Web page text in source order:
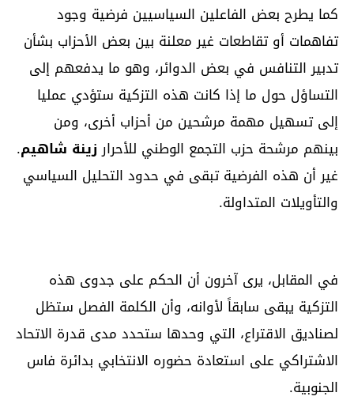
كما يطرح بعض الفاعلين السياسيين فرضية وجود
تفاهمات أو تقاطعات غير معلنة بين بعض الأحزاب بشأن
تدبير التنافس في بعض الدوائر، وهو ما يدفعهم إلى
التساؤل حول ما إذا كانت هذه التزكية ستؤدي عمليا
إلى تسهيل مهمة مرشحين من أحزاب أخرى، ومن
بينهم مرشحة حزب التجمع الوطني للأحرارزينة شاهيم.
غير أن هذه الفرضية تبقى في حدود التحليل السياسي
والتأويلات المتداولة.
في المقابل، يرى آخرون أن الحكم على جدوى هذه
التزكية يبقى سابقاً لأوانه، وأن الكلمة الفصل ستظل
لصناديق الاقتراع، التي وحدها ستحدد مدى قدرة الاتحاد
الاشتراكي على استعادة حضوره الانتخابي بدائرة فاس
الجنوبية.